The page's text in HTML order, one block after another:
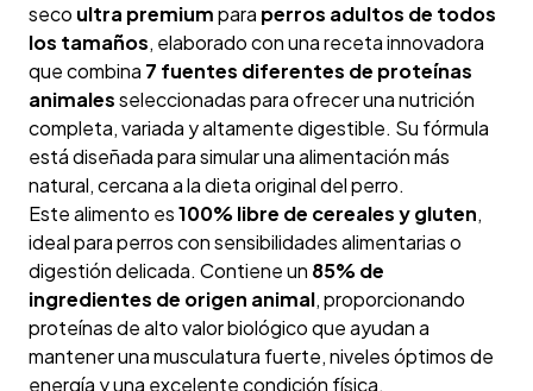
seco ultra premiumpara perros adultos de todos
los tamaños, elaborado con una receta innovadora
que combina 7 fuentes diferentes de proteínas
animalesseleccionadas para ofrecer una nutrición
completa, variada y altamente digestible. Su fórmula
está diseñada para simular una alimentación más
natural, cercana a la dieta original del perro.
Este alimento es100% libre de cereales y gluten,
ideal para perros con sensibilidades alimentarias o
digestión delicada. Contiene un 85% de
ingredientes de origen animal, proporcionando
proteínas de alto valor biológico que ayudan a
mantener una musculatura fuerte, niveles óptimos de
energía y una excelente condición física.